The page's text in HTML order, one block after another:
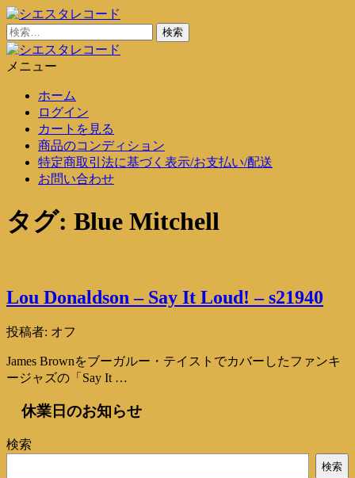
コ
ン
テ
ン
シエスタレコード
中古レコード通販
検
索:
メニュー
ホーム
ログイン
カートを見る
商品のコンディション
特定商取引法に基づく表示/お支払い/配送
お問い合わせ
タグ: Blue Mitchell
Lou Donaldson – Say It Loud! – s21940
投稿者: オフ
James Brownをブーガルー・テイストでカバーしたファンキ
ージャズの「Say It …
休業日のお知らせ
検索
検索